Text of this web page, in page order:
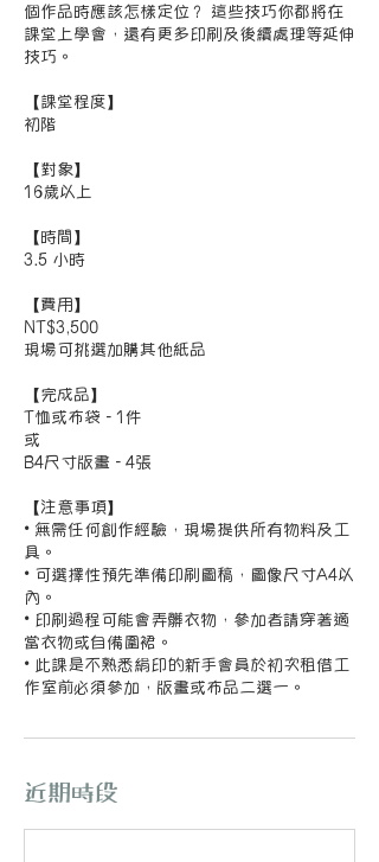
個作品時應該怎樣定位？ 這些技巧你都將在
課堂上學會，還有更多印刷及後續處理等延伸
技巧。
【課堂程度】
初階
【對象】
16歲以上
【時間】
3.5 小時
【費用】
NT$3,500
現場可挑選加購其他紙品
【完成品】
T恤或布袋 - 1件
或
B4尺寸版畫 - 4張
【注意事項】
• 無需任何創作經驗，現場提供所有物料及工
具。
• 可選擇性預先準備印刷圖稿，圖像尺寸A4以
內。
• 印刷過程可能會弄髒衣物，參加者請穿著適
當衣物或自備圍裙。
• 此課是不熟悉絹印的新手會員於初次租借工
作室前必須參加，版畫或布品二選一。
近期時段